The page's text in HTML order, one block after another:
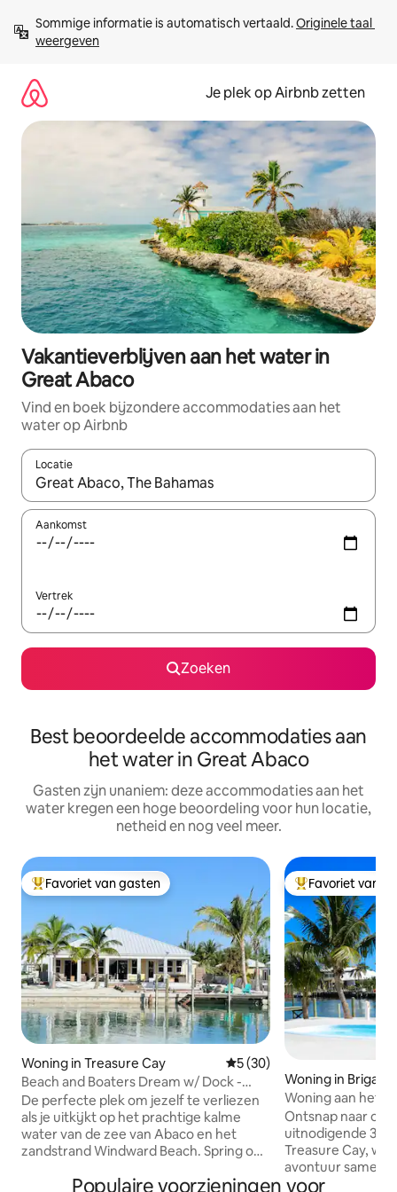
direct
naar
Sommige informatie is automatisch vertaald. Originele taal
weergeven
Je plek op Airbnb zetten
Vakantieverblijven aan het water in
Great Abaco
Vind en boek bijzondere accommodaties aan het
water op Airbnb
Locatie
Wanneer er resultaten beschikbaar zijn, maak je een keuze
Aankomst
Vertrek
Zoeken
Best beoordeelde accommodaties aan
het water in Great Abaco
Gasten zijn unaniem: deze accommodaties aan het
water kregen een hoge beoordeling voor hun locatie,
netheid en nog veel meer.
Topfavoriet van gasten
Favoriet van gasten
Woning in Treasure Cay Gemiddelde beoordeling
5 (30)
Beach and Boaters Dream w/ Dock -
"Dragonfly"
De perfecte plek om jezelf te verliezen
als je uitkijkt op het prachtige kalme
water van de zee van Abaco en het
zandstrand Windward Beach. Spring op
verkennen wat de Abaco-eilanden te
Topfavoriet van
Favoriet van
Woning in
Woning aan het
Treasure Cay
Ontsnap naar
uitnodigende 3/2
Treasure Cay,
avontuur
onder in de
Populaire voorzieningen voor